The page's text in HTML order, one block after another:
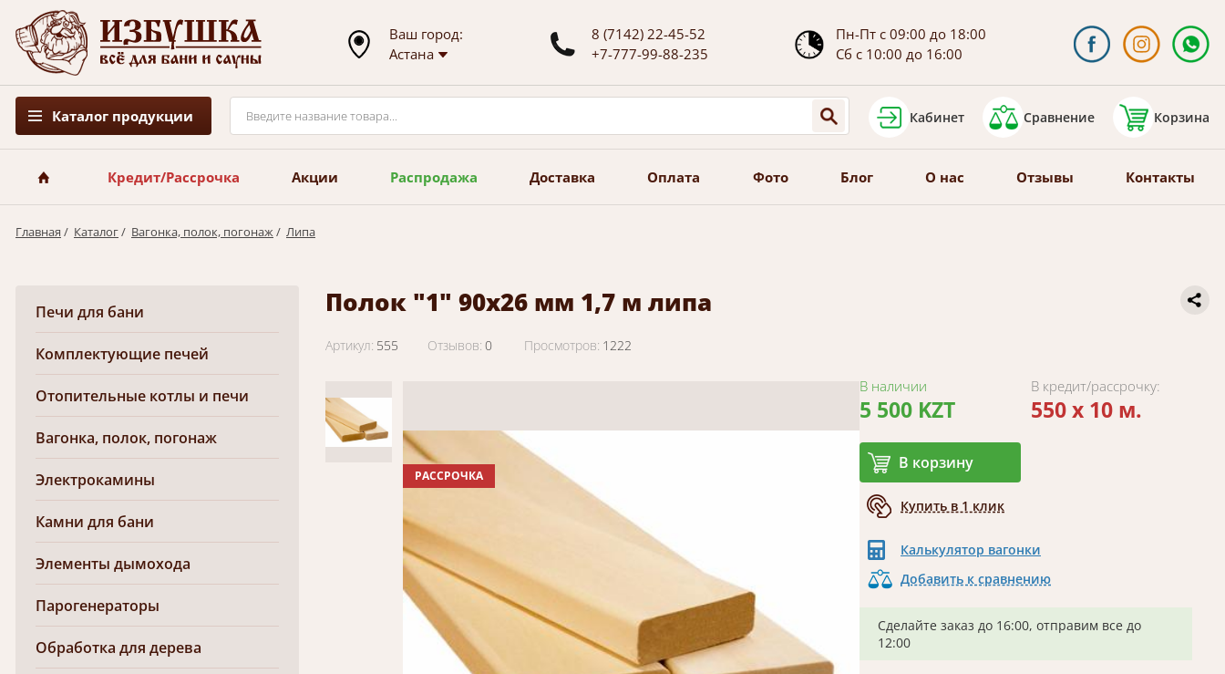
Ваш город:
Астана
8 (7142) 22-45-52
+7-777-99-88-235
Пн-Пт с 09:00 до 18:00
Сб с 10:00 до 16:00
Каталог продукции Кабинет Сравнение Корзина
Кредит/Рассрочка Акции Распродажа Доставка Оплата Фото Блог О нас Отзывы Контакты
Главная / Каталог/ Вагонка, полок, погонаж/ Липа
Печи для бани
Комплектующие печей
Отопительные котлы и печи
Вагонка, полок, погонаж
Электрокамины
Камни для бани
Элементы дымохода
Парогенераторы
Обработка для дерева
Полок "1" 90х26 мм 1,7 м липа
Артикул: 555 Отзывов: 0 Просмотров: 1222
РАССРОЧКА
В наличии
5 500 KZT
В корзину
Купить в 1 клик
В кредит/рассрочку:
550 x 10 м.
Калькулятор вагонки
Добавить к сравнению
Сделайте заказ до 16:00, отправим все до
12:00